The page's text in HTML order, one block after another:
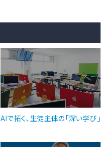
AIで拓く、生徒主体の「深い学び」